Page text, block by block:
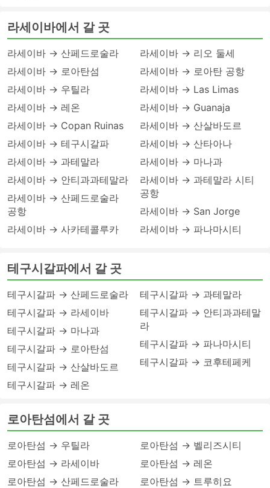
라세이바에서 갈 곳
라세이바 → 산페드로술라
라세이바 → 로아탄섬
라세이바 → 우틸라
라세이바 → 레온
라세이바 → Copan Ruinas
라세이바 → 테구시갈파
라세이바 → 과테말라
라세이바 → 안티과과테말라
라세이바 → 산페드로술라
공항
라세이바 → 사카테콜루카
라세이바 → 리오 둘세
라세이바 → 로아탄 공항
라세이바 → Las Limas
라세이바 → Guanaja
라세이바 → 산살바도르
라세이바 → 산타아나
라세이바 → 마나과
라세이바 → 과테말라 시티
공항
라세이바 → San Jorge
라세이바 → 파나마시티
테구시갈파에서 갈 곳
테구시갈파 → 산페드로술라
테구시갈파 → 라세이바
테구시갈파 → 마나과
테구시갈파 → 로아탄섬
테구시갈파 → 산살바도르
테구시갈파 → 레온
테구시갈파 → 과테말라
테구시갈파 → 안티과과테말
라
테구시갈파 → 파나마시티
테구시갈파 → 코후테페케
로아탄섬에서 갈 곳
로아탄섬 → 우틸라
로아탄섬 → 라세이바
로아탄섬 → 산페드로술라
로아탄섬 → 벨리즈시티
로아탄섬 → 레온
로아탄섬 → 트루히요